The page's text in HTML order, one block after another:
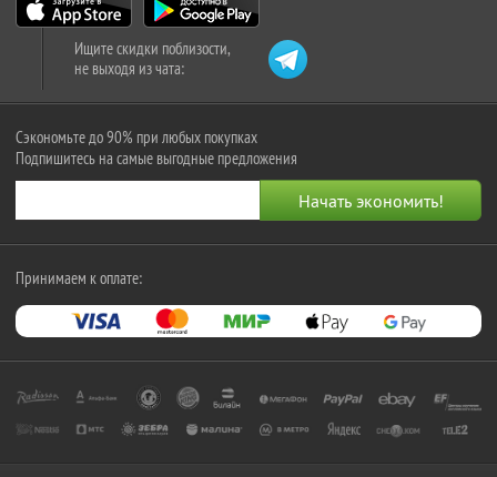
Ищите скидки поблизости,
не выходя из чата:
Сэкономьте до 90% при любых покупках
Подпишитесь на самые выгодные предложения
Принимаем к оплате: